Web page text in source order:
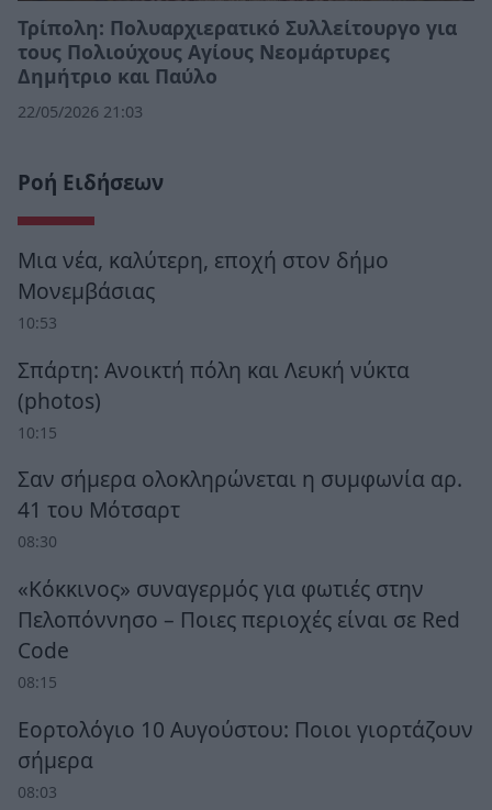
Τρίπολη: Πολυαρχιερατικό Συλλείτουργο για
τους Πολιούχους Αγίους Νεομάρτυρες
Δημήτριο και Παύλο
22/05/2026 21:03
Ροή Ειδήσεων
Μια νέα, καλύτερη, εποχή στον δήμο
Μονεμβάσιας
10:53
Σπάρτη: Ανοικτή πόλη και Λευκή νύκτα
(photos)
10:15
Σαν σήμερα ολοκληρώνεται η συμφωνία αρ.
41 του Μότσαρτ
08:30
«Κόκκινος» συναγερμός για φωτιές στην
Πελοπόννησο – Ποιες περιοχές είναι σε Red
Code
08:15
Εορτολόγιο 10 Αυγούστου: Ποιοι γιορτάζουν
σήμερα
08:03